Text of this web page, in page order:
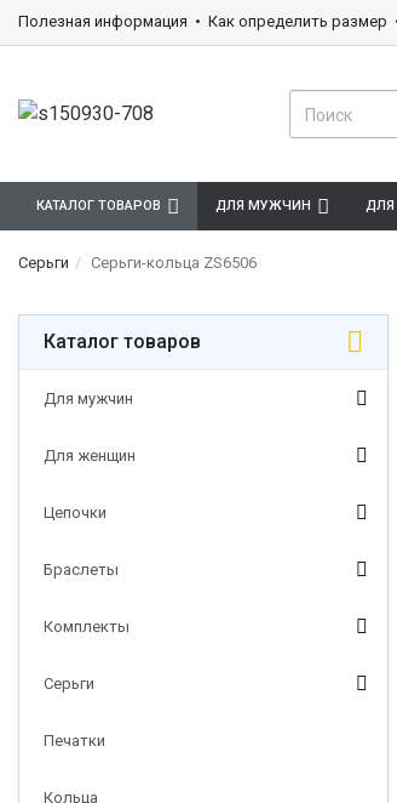
Полезная информация Как определить размер
КАТАЛОГ ТОВАРОВ ДЛЯ МУЖЧИН
Серьги Серьги-кольца ZS6506
Каталог товаров
Для мужчин
Для женщин
Цепочки
Браслеты
Комплекты
Серьги
Печатки
Кольца